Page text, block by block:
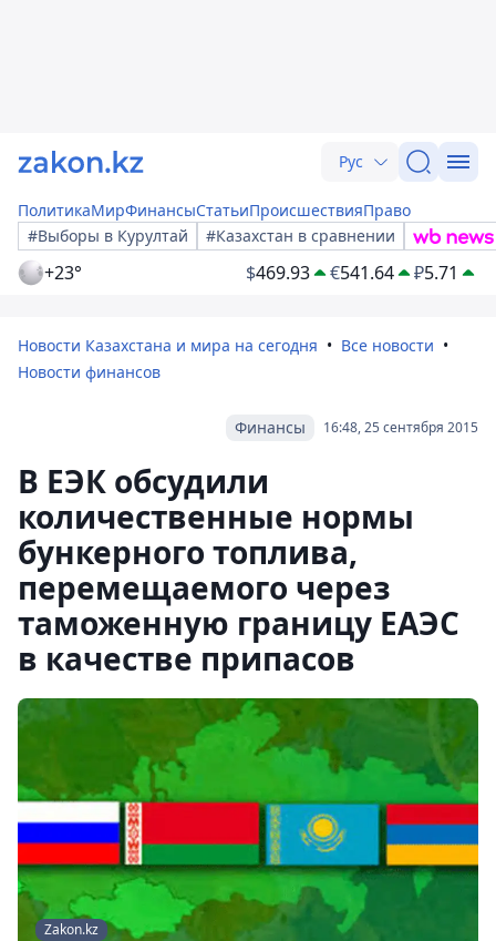
Рус
ПолитикаМирФинансыСтатьиПроисшествияПраво
#Выборы в Курултай
#Казахстан в сравнении
+23° $469.93 €541.64 ₽5.71
Новости Казахстана и мира на сегодня
Все новости
Новости финансов
16:48, 25 сентября 2015
Финансы
В ЕЭК обсудили
количественные нормы
бункерного топлива,
перемещаемого через
таможенную границу ЕАЭС
в качестве припасов
Zakon.kz